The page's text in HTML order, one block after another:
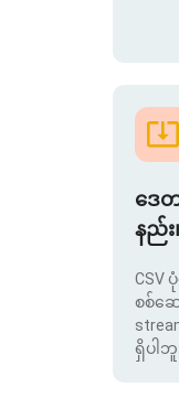
ဒေ
နည်း
CSV
စစ်ဆေ
ရှိပါဘူ